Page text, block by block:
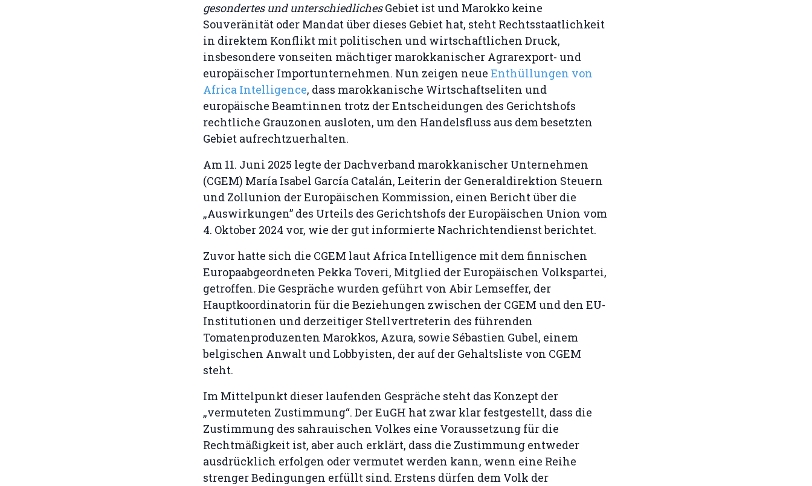
gesondertes und unterschiedlichesGebiet ist und Marokko keine
Souveränität oder Mandat über dieses Gebiet hat, steht Rechtsstaatlichkeit
in direktem Konflikt mit politischen und wirtschaftlichen Druck,
insbesondere vonseiten mächtiger marokkanischer Agrarexport- und
europäischer Importunternehmen. Nun zeigen neue Enthüllungen von
Africa Intelligence, dass marokkanische Wirtschaftseliten und
europäische Beamt:innen trotz der Entscheidungen des Gerichtshofs
rechtliche Grauzonen ausloten, um den Handelsfluss aus dem besetzten
Gebiet aufrechtzuerhalten.
Am 11. Juni 2025 legte der Dachverband marokkanischer Unternehmen
(CGEM) María Isabel García Catalán, Leiterin der Generaldirektion Steuern
und Zollunion der Europäischen Kommission, einen Bericht über die
„Auswirkungen” des Urteils des Gerichtshofs der Europäischen Union vom
4. Oktober 2024 vor, wie der gut informierte Nachrichtendienst berichtet.
Zuvor hatte sich die CGEM laut Africa Intelligence mit dem finnischen
Europaabgeordneten Pekka Toveri, Mitglied der Europäischen Volkspartei,
getroffen. Die Gespräche wurden geführt von Abir Lemseffer, der
Hauptkoordinatorin für die Beziehungen zwischen der CGEM und den EU-
Institutionen und derzeitiger Stellvertreterin des führenden
Tomatenproduzenten Marokkos, Azura, sowie Sébastien Gubel, einem
belgischen Anwalt und Lobbyisten, der auf der Gehaltsliste von CGEM
steht.
Im Mittelpunkt dieser laufenden Gespräche steht das Konzept der
„vermuteten Zustimmung“. Der EuGH hat zwar klar festgestellt, dass die
Zustimmung des sahrauischen Volkes eine Voraussetzung für die
Rechtmäßigkeit ist, aber auch erklärt, dass die Zustimmung entweder
ausdrücklich erfolgen oder vermutet werden kann, wenn eine Reihe
strenger Bedingungen erfüllt sind. Erstens dürfen dem Volk der